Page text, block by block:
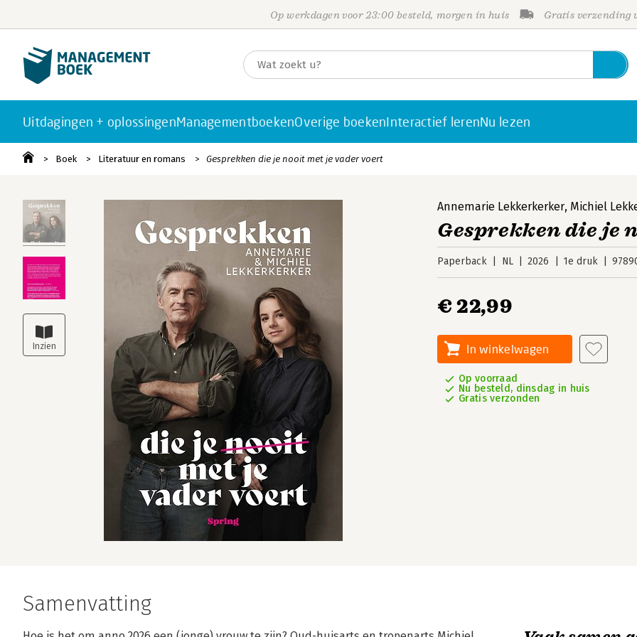
Op werkdagen voor 23:00 besteld, morgen in huis Gratis verzending
Uitdagingen + oplossingenManagementboekenOverige boekenInteractief lerenNu lezen
Boek Literatuur en romans Gesprekken die je nooit met je vader voert
Annemarie Lekkerkerker, Michiel
Gesprekken die je
Paperback NL 2026 1e druk
€ 22,99
In winkelwagen
Op voorraad
Nu besteld, dinsdag in huis
Gratis verzonden
Samenvatting